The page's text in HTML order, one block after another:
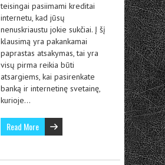
teisingai pasiimami kreditai
internetu, kad jūsų
nenuskriaustu jokie sukčiai. Į šį
klausimą yra pakankamai
paprastas atsakymas, tai yra
visų pirma reikia būti
atsargiems, kai pasirenkate
banką ir internetinę svetainę,
kurioje…
Read More